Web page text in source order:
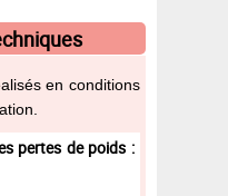
en conditions
pertes de poids :